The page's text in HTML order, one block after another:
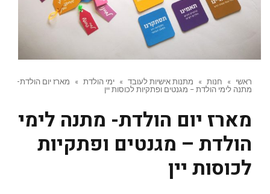
ראשי » חנות » מתנות אישיות לעובד » ימי הולדת »
מארז יום הולדת-
מתנה לימי הולדת – מגנטים ופתקיות לכוסות יין
מארז יום הולדת- מתנה לימי
הולדת – מגנטים ופתקיות
לכוסות יין